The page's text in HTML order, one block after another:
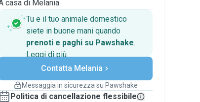
casa di Melania
Tu e il tuo animale domestico
siete in buone mani quando
prenoti e paghi su Pawshake.
Leggi di piùPagamenti sicuri
Assistenza se i piani
Prenotazioni coperte
Stai su Pawshake - dal primo messaggio al
Contatta Melania
Messaggia in sicurezza su Pawshake
Politica di cancellazione flessibile